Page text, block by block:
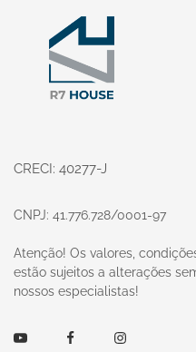
CRECI: 40277-J
CNPJ: 41.776.728/0001-97
Atenção! Os valores,
estão sujeitos a alterações
nossos especialistas!
Youtube FacebookInstagram